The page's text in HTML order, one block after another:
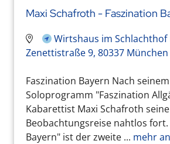
Maxi Schafroth - Faszination
Wirtshaus im Schlachthof
Zenettistraße 9, 80337 München
Faszination Bayern Nach
Soloprogramm "Faszination
Kabarettist Maxi Schafroth
Beobachtungsreise nahtlos fort.
Bayern" ist der zweite ... mehr